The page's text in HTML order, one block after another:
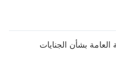
العامة بشأن الجنايات